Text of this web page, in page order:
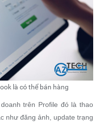
là có thể bán hàng
trên Profile đó là thao
như đăng ảnh, update trạng